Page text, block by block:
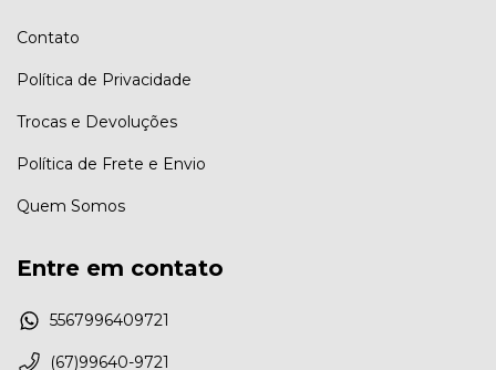
Contato
Política de Privacidade
Trocas e Devoluções
Política de Frete e Envio
Quem Somos
Entre em contato
5567996409721
(67)99640-9721